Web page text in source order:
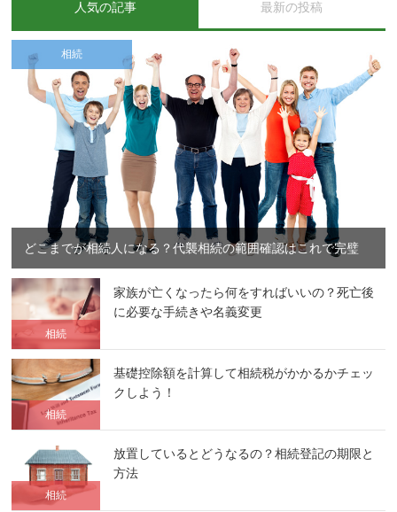
人気の記事 最新の投稿
相続
どこまでが相続人になる？代襲相続の範囲確認はこれで完璧
相続
家族が亡くなったら何をすればいいの？死亡後
に必要な手続きや名義変更
相続
基礎控除額を計算して相続税がかかるかチェッ
クしよう！
相続
放置しているとどうなるの？相続登記の期限と
方法